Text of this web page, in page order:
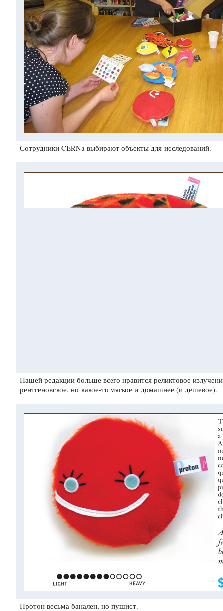
Сотрудники CERNa выбирают объекты для исследований.
Нашей редакции больше всего нравится реликтовое
рентгеновское, но какое-то мягкое и домашнее (и дешевое).
Протон весьма банален, но пушист.